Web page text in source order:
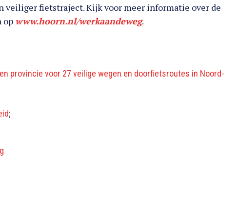
fietstraject. Kijk voor meer informatie over de
op www.hoorn.nl/werkaandeweg.
provincie voor 27 veilige wegen en doorfietsroutes in Noord-
;